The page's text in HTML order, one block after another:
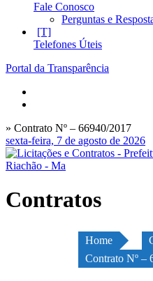
Fale Conosco
Perguntas e
Telefones Úteis
Portal da Transparência
» Contrato Nº – 66940/2017
sexta-feira, 7 de agosto de 2026
Contratos
Home
Contrato Nº –